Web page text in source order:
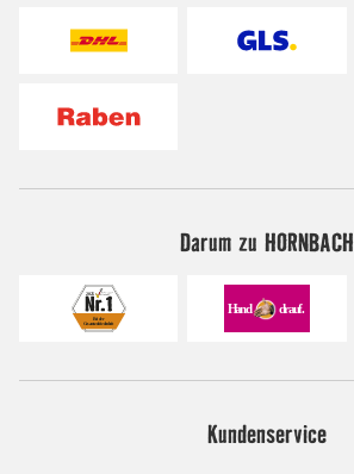
Darum zu HORNBACH
Kundenservice